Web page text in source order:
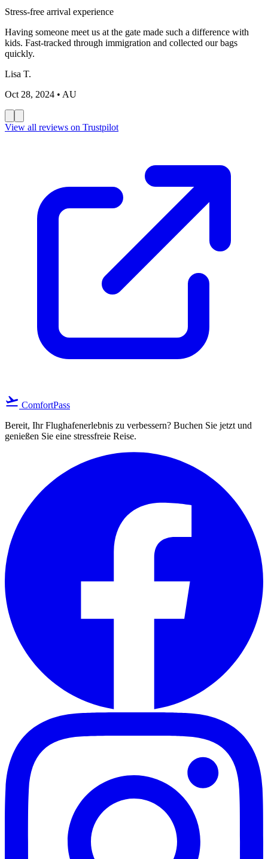
Stress-free arrival experience
Having someone meet us at the gate made such a difference with
kids. Fast-tracked through immigration and collected our bags
quickly.
Lisa T.
Oct 28, 2024 • AU
View all reviews on Trustpilot
flight_takeoff ComfortPass
Bereit, Ihr Flughafenerlebnis zu verbessern? Buchen Sie jetzt und
genießen Sie eine stressfreie Reise.